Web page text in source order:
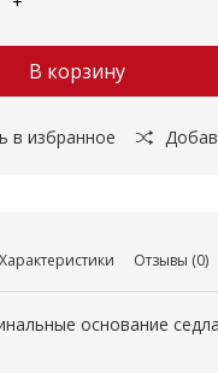
В корзину
в избранное
Характеристики Отзывы (0)
основание